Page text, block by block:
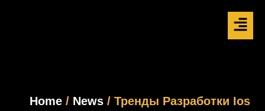
Home / News / Тренды Разработки Ios